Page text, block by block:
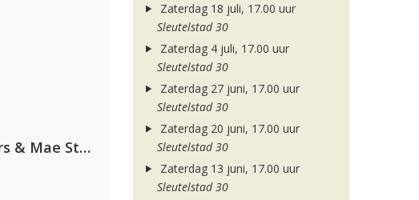
Alok, The Chainsmokers & Mae Stephens
Zaterdag 18 juli, 17.00 uur
Sleutelstad 30
Zaterdag 4 juli, 17.00 uur
Sleutelstad 30
Zaterdag 27 juni, 17.00 uur
Sleutelstad 30
Zaterdag 20 juni, 17.00 uur
Sleutelstad 30
Zaterdag 13 juni, 17.00 uur
Sleutelstad 30